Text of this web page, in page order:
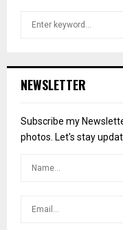
h
o
r
NEWSLETTER
Subscribe my
photos. Let's stay